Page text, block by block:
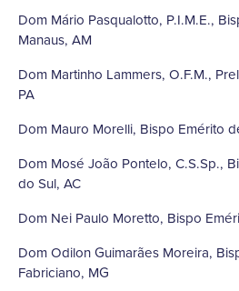
Dom Mário Pasqualotto, P.I.M.E.,
Manaus, AM
Dom Martinho Lammers, O.F.M.,
PA
Dom Mauro Morelli, Bispo Emérito
Dom Mosé João Pontelo, C.S.Sp.,
do Sul, AC
Dom Nei Paulo Moretto, Bispo
Dom Odilon Guimarães Moreira,
Fabriciano, MG